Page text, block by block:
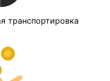
транспортировка